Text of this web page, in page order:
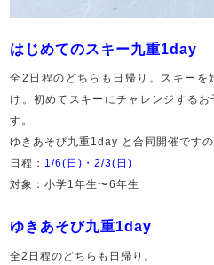
はじめてのスキー九重1day
全2日程のどちらも日帰り。スキーを
け。初めてスキーにチャレンジする
す。
ゆきあそび九重1day と合同開催です
日程： 1/6(日) ・2/3(日)
対象：小学1年生〜6年生
ゆきあそび九重1day
全2日程のどちらも日帰り。